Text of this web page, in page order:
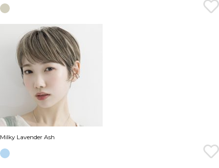
Milky Lavender Ash